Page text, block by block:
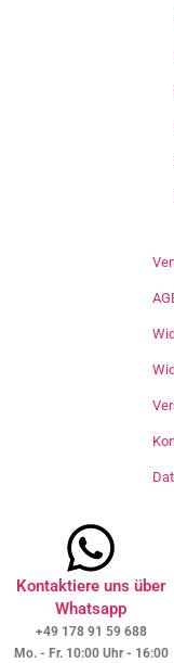
Kontaktiere uns über
Whatsapp
+49 178 91 59 688
Mo. - Fr. 10:00 Uhr - 16:00